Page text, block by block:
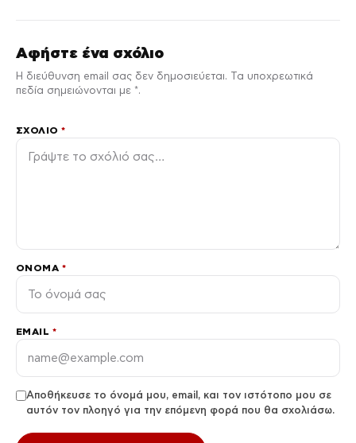
Αφήστε ένα σχόλιο
Η διεύθυνση email σας δεν δημοσιεύεται. Τα υποχρεωτικά
πεδία σημειώνονται με *.
ΣΧΌΛΙΟ*
ΌΝΟΜΑ *
EMAIL *
Αποθήκευσε το όνομά μου, email, και τον ιστότοπο μου σε
αυτόν τον πλοηγό για την επόμενη φορά που θα σχολιάσω.